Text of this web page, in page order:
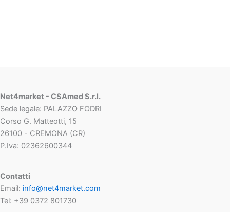
Net4market - CSAmed S.r.l.
Sede legale: PALAZZO FODRI
Corso G. Matteotti, 15
26100 - CREMONA (CR)
P.Iva: 02362600344
Contatti
Email: info@net4market.com
Tel: +39 0372 801730